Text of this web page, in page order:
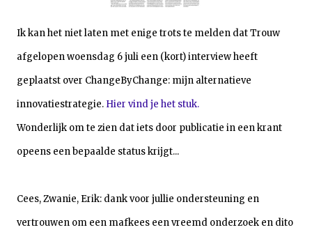
Ik kan het niet laten met enige trots te melden dat Trouw
afgelopen woensdag 6 juli een (kort) interview heeft
geplaatst over ChangeByChange: mijn alternatieve
innovatiestrategie. Hier vind je het stuk.
Wonderlijk om te zien dat iets door publicatie in een krant
opeens een bepaalde status krijgt...
Cees, Zwanie, Erik: dank voor jullie ondersteuning en
vertrouwen om een mafkees een vreemd onderzoek en dito